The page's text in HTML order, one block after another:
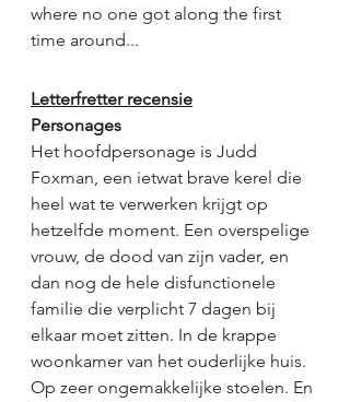
where no one got along the first
time around...
Letterfretter recensie
Personages
Het hoofdpersonage is Judd
Foxman, een ietwat brave kerel die
heel wat te verwerken krijgt op
hetzelfde moment. Een overspelige
vrouw, de dood van zijn vader, en
dan nog de hele disfunctionele
familie die verplicht 7 dagen bij
elkaar moet zitten. In de krappe
woonkamer van het ouderlijke huis.
Op zeer ongemakkelijke stoelen. En